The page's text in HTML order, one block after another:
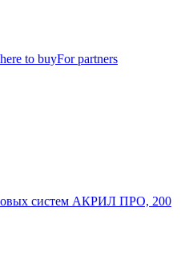
to buyFor partners
систем АКРИЛ ПРО, 200